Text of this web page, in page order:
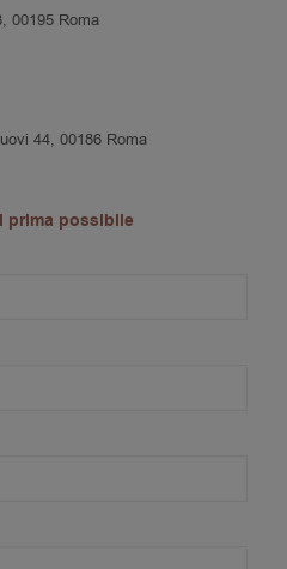
00195 Roma
44, 00186 Roma
prima possibile